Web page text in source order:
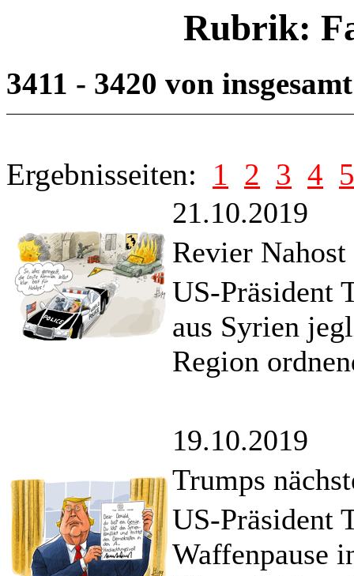
Rubrik:
3411 - 3420 von
Ergebnisseiten: 1 2 3 4 5
21.10.2019
Revier Nahost
US-Präsident
aus Syrien
Region
19.10.2019
Trumps
US-Präsident
Waffenpause